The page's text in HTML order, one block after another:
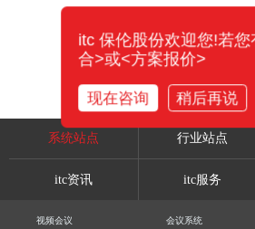
系统站点 行业站点
itc资讯 itc服务
视频会议 会议系统
itc 保伦股份欢迎您!若
合>或<方案报价>
现在咨询 稍后再说